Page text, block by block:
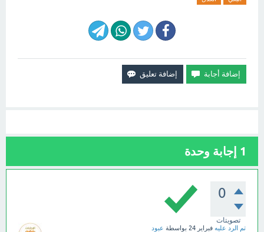
1 إجابة وحدة
0
تصويتات
تم الرد عليه فبراير 24 بواسطة عبود